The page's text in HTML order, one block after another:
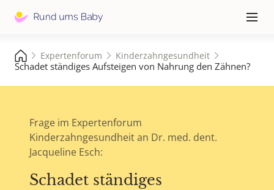
≡
Expertenforum Kinderzahngesundheit
Schadet ständiges Aufsteigen von Nahrung den Zähnen?
Frage im Expertenforum
Kinderzahngesundheit an Dr. med. dent.
Jacqueline Esch:
Schadet ständiges